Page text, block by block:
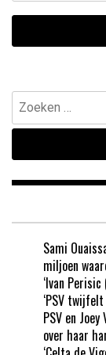
Zoeken
naar:
Sami
miljoen
‘Ivan
‘PSV
PSV en
over haar